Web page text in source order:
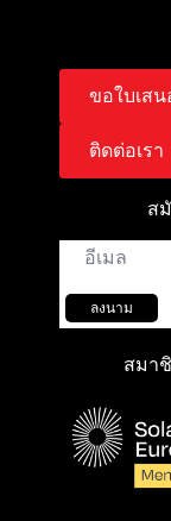
ขอใบเส
ติดต่อเรา
ส
อีเมล์
ลงนาม
สมา